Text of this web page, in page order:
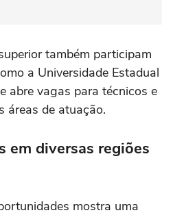
também participam
a Universidade Estadual
abre vagas para técnicos e
áreas de atuação.
em diversas regiões
mostra uma